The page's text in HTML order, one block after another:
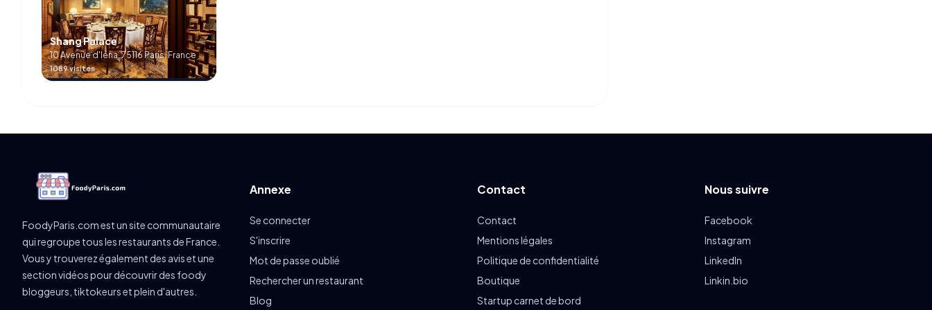
Shang Palace
10 Avenue d'Iéna, 75116 Paris, France
1089 visites
FoodyParis.com est un site communautaire
qui regroupe tous les restaurants de France.
Vous y trouverez également des avis et une
section vidéos pour découvrir des foody
bloggeurs, tiktokeurs et plein d'autres.
Annexe
Se connecter
S'inscrire
Mot de passe oublié
Rechercher un restaurant
Blog
Contact
Contact
Mentions légales
Politique de confidentialité
Boutique
Startup carnet de bord
Nous suivre
Facebook
Instagram
LinkedIn
Linkin.bio